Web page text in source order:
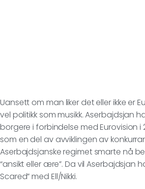
Uansett om man liker det eller ikke er
vel politikk som musikk. Aserbajdsjan
borgere i forbindelse med Eurovision i
som en del av avviklingen av
Aserbajdsjanske regimet smarte nå
“ansikt eller ære”. Da vil Aserbajdsjan
Scared” med Ell/Nikki.